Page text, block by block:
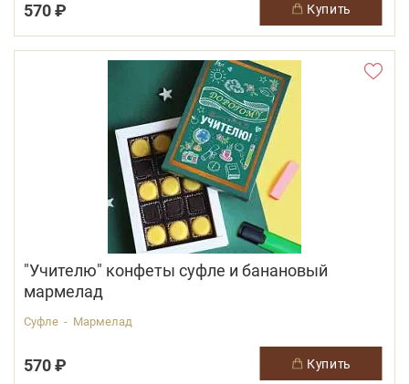
570 ₽ купить
"Учителю" конфеты суфле и банановый
мармелад
Суфле - Мармелад
570 ₽ купить